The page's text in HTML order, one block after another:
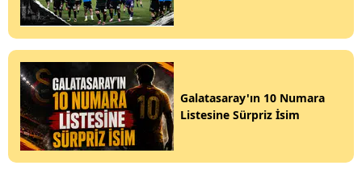
Galatasaray'ın 10 Numara
Listesine Sürpriz İsim